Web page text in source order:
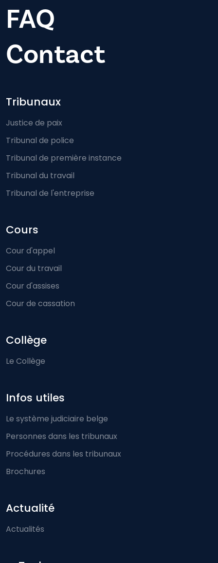
FAQ
Contact
Footer-menu
Tribunaux
Justice de paix
Tribunal de police
Tribunal de première instance
Tribunal du travail
Tribunal de l'entreprise
Cours
Cour d'appel
Cour du travail
Cour d'assises
Cour de cassation
Collège
Le Collège
Infos utiles
Le système judiciaire belge
Personnes dans les tribunaux
Procédures dans les tribunaux
Brochures
Actualité
Actualités